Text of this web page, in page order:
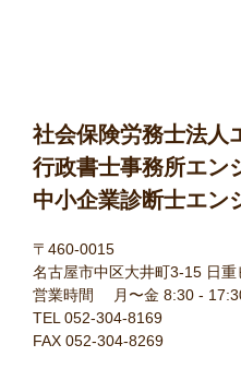
社会保険労務士法人
行政書士事務所エン
中小企業診断士エン
〒460-0015
名古屋市中区大井町3-15 日重
営業時間 月〜金 8:30 -
TEL 052-304-8169
FAX 052-304-8269